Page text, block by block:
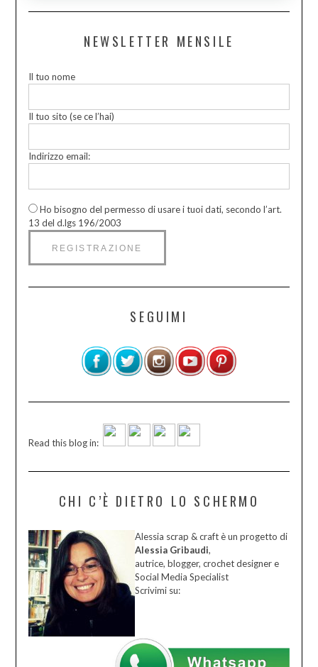
NEWSLETTER MENSILE
Il tuo nome
Il tuo sito (se ce l’hai)
Indirizzo email:
Ho bisogno del permesso di usare i tuoi dati, secondo l’art.
13 del d.lgs 196/2003
SEGUIMI
Read this blog in:
CHI C’È DIETRO LO SCHERMO
Alessia scrap & craft è un progetto di
Alessia Gribaudi,
autrice, blogger, crochet designer e
Social Media Specialist
Scrivimi su: